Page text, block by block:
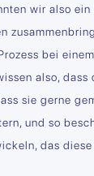
wir also ein
bei einem
also, dass
sie gerne
und so
das